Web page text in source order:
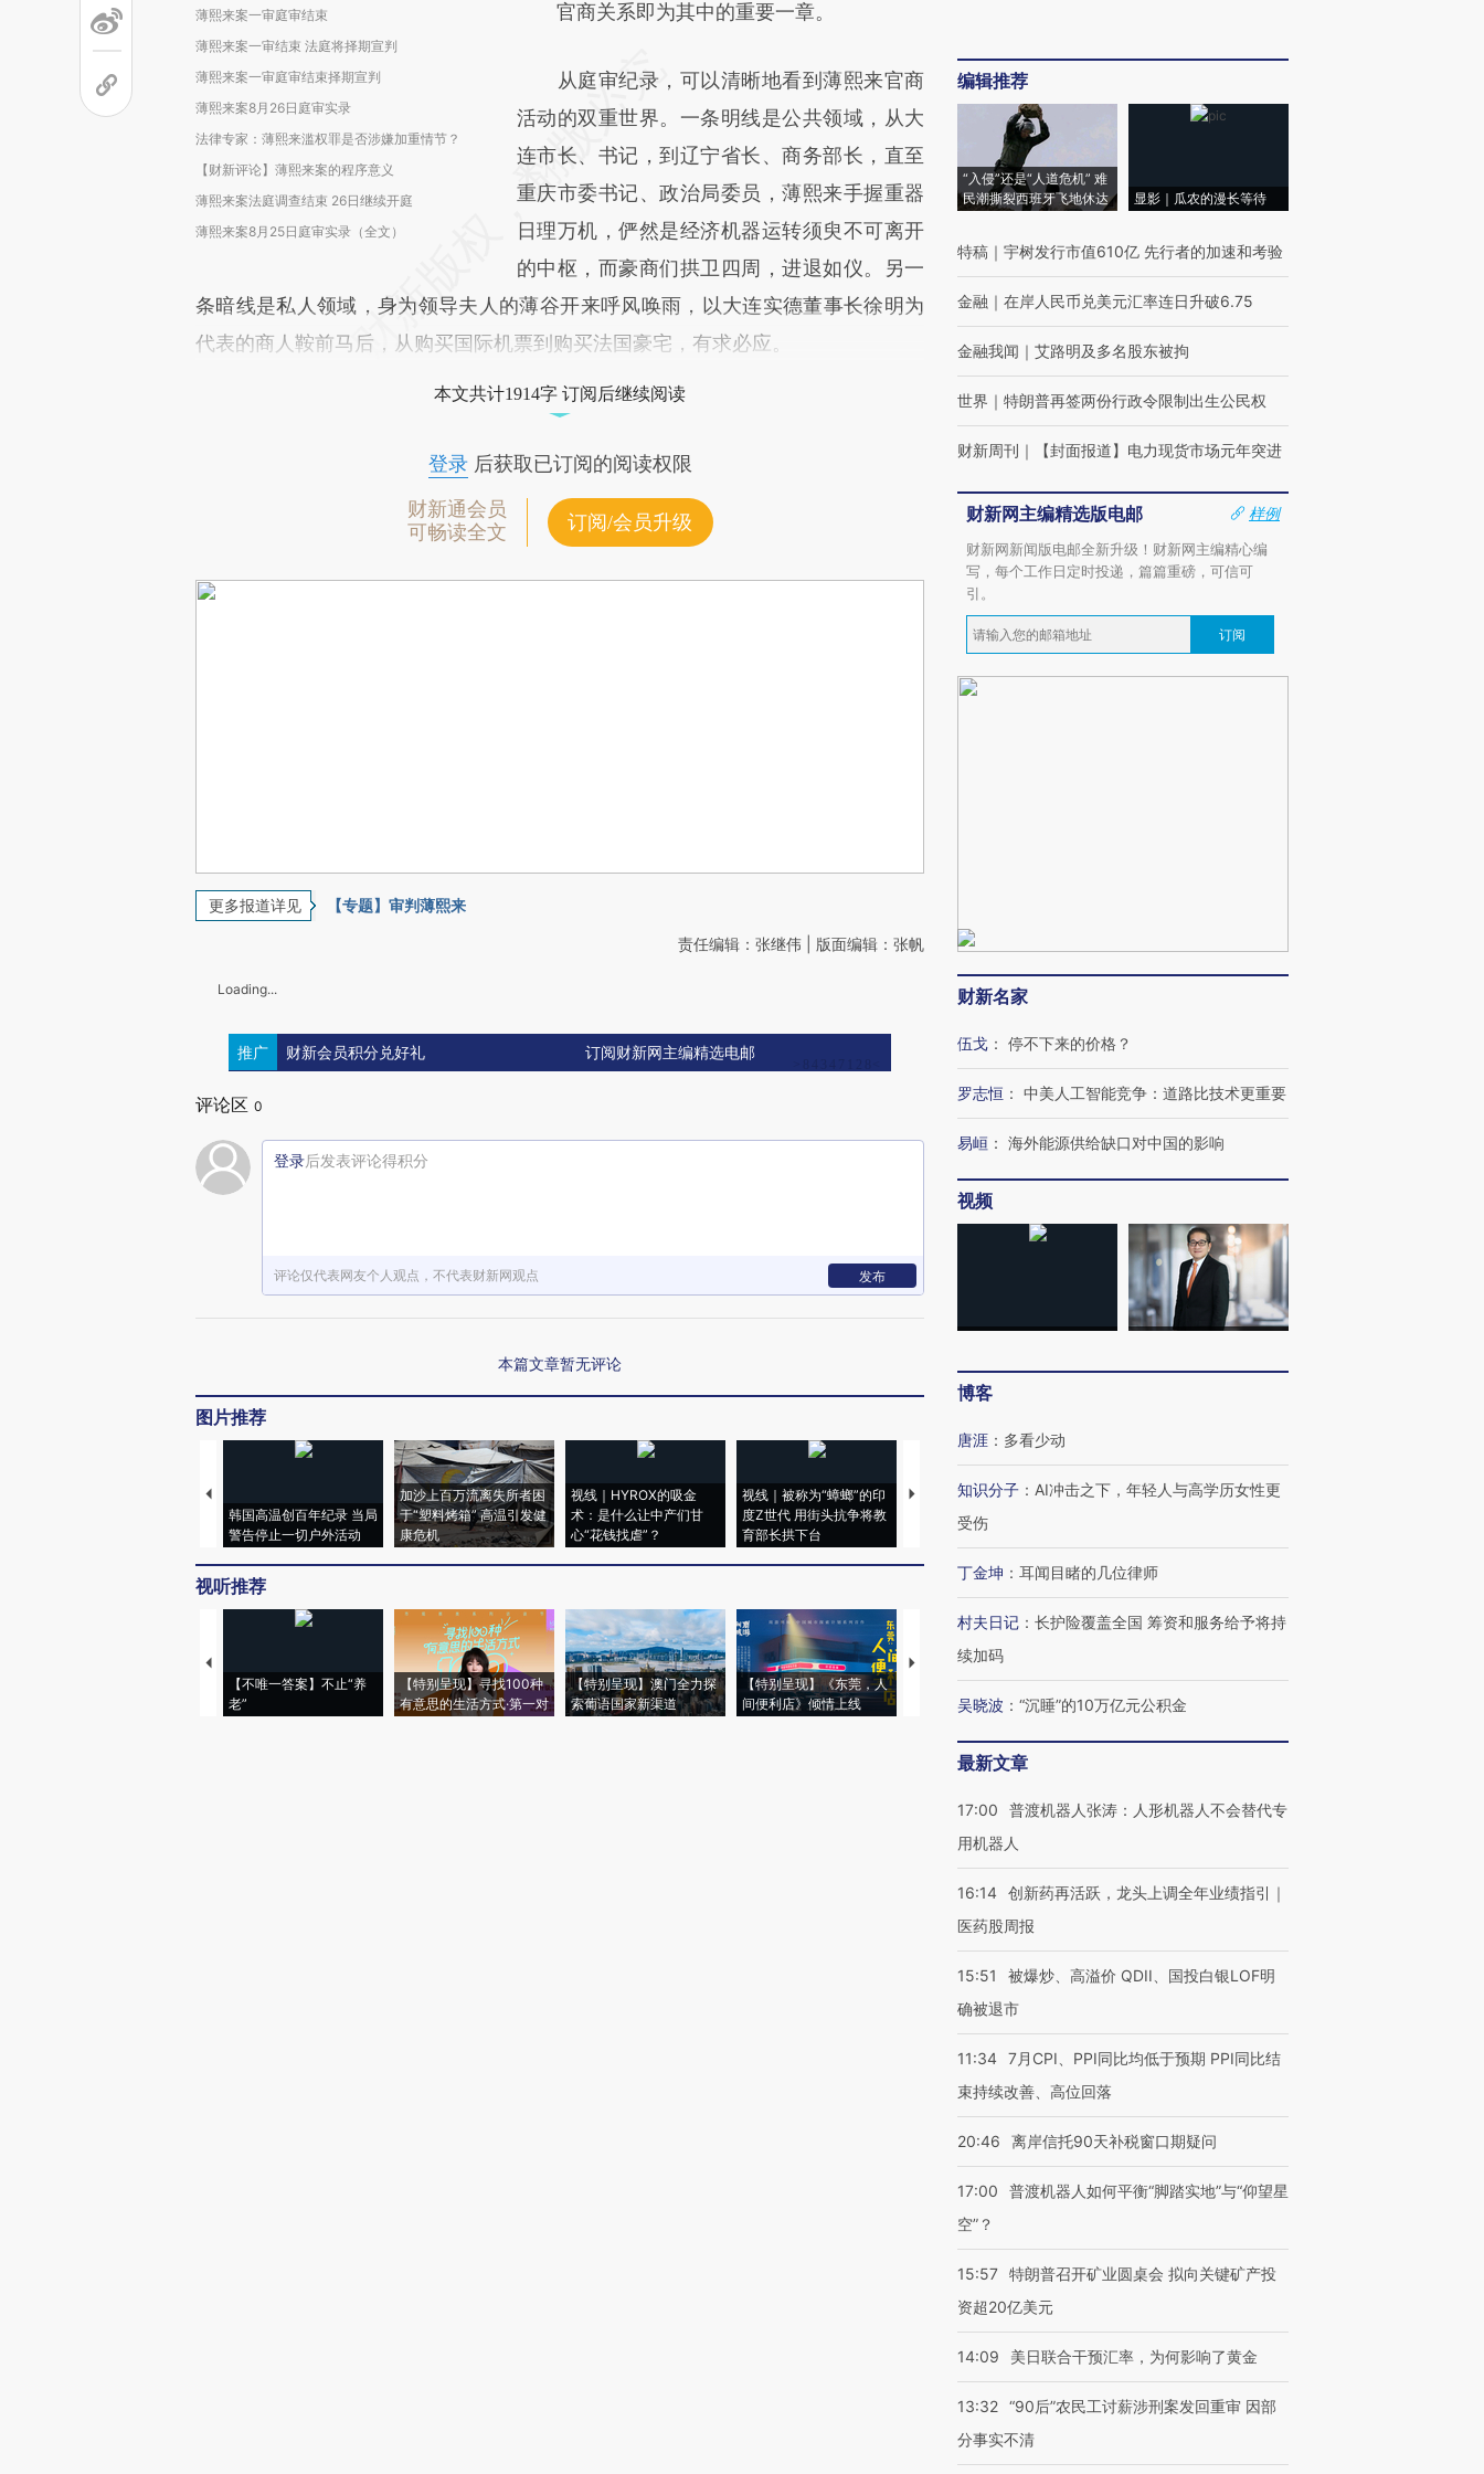
薄熙来案一审庭审结束
薄熙来案一审结束 法庭将择期宣判
薄熙来案一审庭审结束择期宣判
薄熙来案8月26日庭审实录
法律专家：薄熙来滥权罪是否涉嫌加重情节？
【财新评论】薄熙来案的程序意义
薄熙来案法庭调查结束 26日继续开庭
薄熙来案8月25日庭审实录（全文）
官商关系即为其中的重要一章。
从庭审纪录，可以清晰地看到薄熙来官商
活动的双重世界。一条明线是公共领域，从大
连市长、书记，到辽宁省长、商务部长，直至
重庆市委书记、政治局委员，薄熙来手握重器
日理万机，俨然是经济机器运转须臾不可离开
的中枢，而豪商们拱卫四周，进退如仪。另一
条暗线是私人领域，身为领导夫人的薄谷开来呼风唤雨，以大连实德董事长徐明为
代表的商人鞍前马后，从购买国际机票到购买法国豪宅，有求必应。
本文共计1914字 订阅后继续阅读
登录后获取已订阅的阅读权限
财新通会员
可畅读全文
订阅/会员升级
更多报道详见 【专题】审判薄熙来
责任编辑：张继伟 | 版面编辑：张帆
Loading...
推广 财新会员积分兑好礼 订阅财新网主编精选电邮
评论区 0
登录后发表评论得积分
评论仅代表网友个人观点，不代表财新网观点 发布
本篇文章暂无评论
图片推荐
韩国高温创百年纪录 当局
警告停止一切户外活动
加沙上百万流离失所者困
于“塑料烤箱” 高温引发健
康危机
视线｜HYROX的吸金
术：是什么让中产们甘
心“花钱找虐”？
视线｜被称为“蟑螂”的印
度Z世代 用街头抗争将教
育部长拱下台
视线｜“入侵”还是“人道危
机”？难民潮撕裂西班牙
飞地休达
湖北宜昌局部短时降雨
哈尔滨遭遇短时极端强降
视听推荐
【不唯一答案】不止“养
老”
【特别呈现】寻找100种
有意思的生活方式·第一对
【特别呈现】澳门全力探
索葡语国家新渠道
【特别呈现】《东莞，人
间便利店》倾情上线
【推广】走进第四届链博
会，让数智科技“链”接产
【特别呈现】寻找100种
有意思的生活方式·第三对
CFO：不靠规模取胜，华
编辑推荐
“入侵”还是“人道危机” 难
民潮撕裂西班牙飞地休达
显影｜瓜农的漫长等待
特稿 ｜ 宇树发行市值610亿 先行者的加速和考验
金融 ｜ 在岸人民币兑美元汇率连日升破6.75
金融我闻 ｜ 艾路明及多名股东被拘
世界 ｜ 特朗普再签两份行政令限制出生公民权
财新周刊 ｜ 【封面报道】电力现货市场元年突进
财新网主编精选版电邮
样例
财新网新闻版电邮全新升级！财新网主编精心编
写，每个工作日定时投递，篇篇重磅，可信可
引。
订阅
财新名家
伍戈 ： 停不下来的价格？
罗志恒 ： 中美人工智能竞争：道路比技术更重要
易峘 ： 海外能源供给缺口对中国的影响
视频
博客
唐涯 ： 多看少动
知识分子 ： AI冲击之下，年轻人与高学历女性更
受伤
丁金坤 ： 耳闻目睹的几位律师
村夫日记 ： 长护险覆盖全国 筹资和服务给予将持
续加码
吴晓波 ： “沉睡”的10万亿元公积金
最新文章
17:00
普渡机器人张涛：人形机器人不会替代专
用机器人
16:14 创新药再活跃，龙头上调全年业绩指引｜
医药股周报
15:51
被爆炒、高溢价 QDII、国投白银LOF明
确被退市
11:34 7月CPI、PPI同比均低于预期 PPI同比结
束持续改善、高位回落
20:46 离岸信托90天补税窗口期疑问
17:00
普渡机器人如何平衡“脚踏实地”与“仰望星
空”？
15:57 特朗普召开矿业圆桌会 拟向关键矿产投
资超20亿美元
14:09 美日联合干预汇率，为何影响了黄金
13:32 “90后”农民工讨薪涉刑案发回重审 因部
分事实不清